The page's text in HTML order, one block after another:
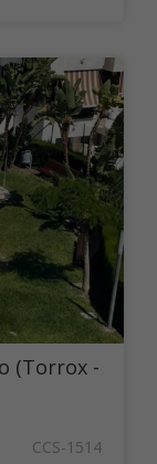
(Torrox -
CCS-1514